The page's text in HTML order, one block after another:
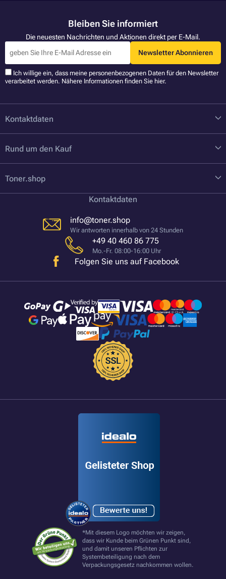
Bleiben Sie informiert
Die neuesten Nachrichten und Aktionen direkt per E-Mail.
Newsletter Abonnieren
Ich willige ein, dass meine personenbezogenen Daten für den Newsletter
verarbeitet werden. Nähere Informationen finden Sie hier.
Kontaktdaten
Rund um den Kauf
Toner.shop
Kontaktdaten
info@toner.shop
Wir antworten innerhalb von 24 Stunden
+49 40 460 86 775
Mo.-Fr. 08:00-16:00 Uhr
Folgen Sie uns auf Facebook
*Mit diesem Logo möchten wir zeigen,
dass wir Kunde beim Grünen Punkt sind,
und damit unseren Pflichten zur
Systembeteiligung nach dem
Verpackungsgesetz nachkommen wollen.